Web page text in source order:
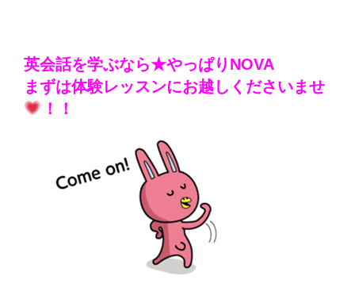
英会話を学ぶなら★やっぱりNOVA
まずは体験レッスンにお越しくださいませ
！！